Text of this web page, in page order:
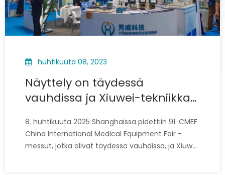
huhtikuuta 08, 2023
Näyttely on täydessä
vauhdissa ja Xiuwei-tekniikka
osallistumaan 91. Kiinan
kansainväliseen
8. huhtikuuta 2025 Shanghaissa pidettiin 91. CMEF
China International Medical Equipment Fair -
messut, jotka olivat täydessä vauhdissa, ja Xiuwei